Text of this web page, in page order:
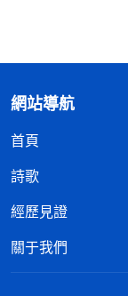
網站導航
首頁
詩歌
經歷見證
關于我們